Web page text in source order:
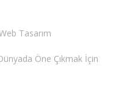
Tasarım
Öne Çıkmak İçin